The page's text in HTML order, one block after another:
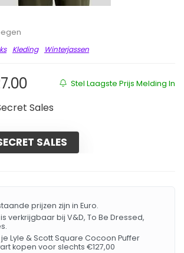
Kleding Winterjassen
Stel Laagste Prijs Melding In
prijs was:
Huidige prijs is: €127.00.
Secret Sales
SALES
prijzen zijn in Euro.
verkrijgbaar bij V&D, To Be Dressed,
je Lyle & Scott Square Cocoon Puffer
kopen voor slechts €127,00